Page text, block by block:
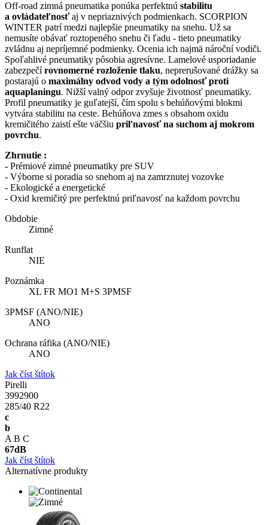
Off-road zimná pneumatika ponúka perfektnú stabilitu
a ovládateľnosťaj v nepriaznivých podmienkach. SCORPION
WINTER patrí medzi najlepšie pneumatiky na snehu. Už sa
nemusíte obávať roztopeného snehu či ľadu - tieto pneumatiky
zvládnu aj nepríjemné podmienky. Ocenia ich najmä nároční vodiči.
Spoľahlivé pneumatiky pôsobia agresívne. Lamelové usporiadanie
zabezpečírovnomerné rozloženie tlaku, neprerušované drážky sa
postarajú o maximálny odvod vody a tým odolnosť proti
aquaplaningu. Nižší valný odpor zvyšuje životnosť pneumatiky.
Profil pneumatiky je guľatejší, čím spolu s behúňovými blokmi
vytvára stabilitu na ceste. Behúňova zmes s obsahom oxidu
kremičitého zaistí ešte väčšiu priľnavosť na suchom aj mokrom
povrchu.
Zhrnutie :
- Prémiové zimné pneumatiky pre SUV
- Výborne si poradia so snehom aj na zamrznutej vozovke
- Ekologické a energetické
- Oxid kremičitý pre perfektnú priľnavosť na každom povrchu
Obdobie
Zimné
Runflat
NIE
Poznámka
XL FR MO1 M+S 3PMSF
3PMSF (ANO/NIE)
ANO
Ochrana ráfika (ANO/NIE)
ANO
Jak číst štítok
Pirelli
3992900
285/40 R22
c
b
A B C
67dB
Jak číst štítok
Alternatívne produkty